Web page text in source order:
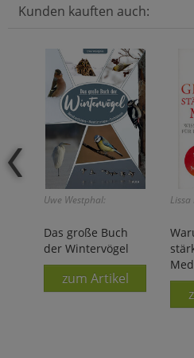
Kunden kauften auch:
Uwe Westphal:
Das große Buch
der Wintervögel
zum Artikel